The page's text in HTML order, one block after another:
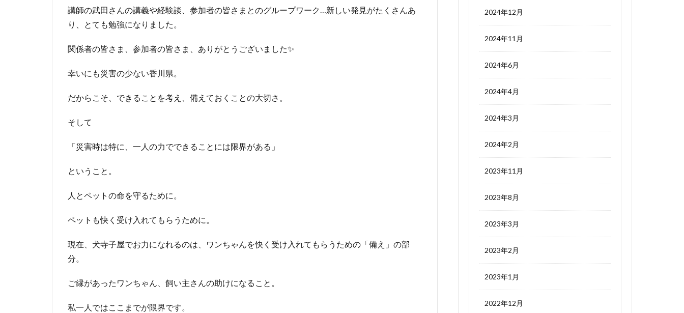
講師の武田さんの講義や経験談、参加者の皆さまとのグループワーク…新しい発見がたくさんあ
り、とても勉強になりました。
関係者の皆さま、参加者の皆さま、ありがとうございました✨
幸いにも災害の少ない香川県。
だからこそ、できることを考え、備えておくことの大切さ。
そして
「災害時は特に、一人の力でできることには限界がある」
ということ。
人とペットの命を守るために。
ペットも快く受け入れてもらうために。
現在、犬寺子屋でお力になれるのは、ワンちゃんを快く受け入れてもらうための「備え」の部
分。
ご縁があったワンちゃん、飼い主さんの助けになること。
私一人ではここまでが限界です。
2024年12月
2024年11月
2024年6月
2024年4月
2024年3月
2024年2月
2023年11月
2023年8月
2023年3月
2023年2月
2023年1月
2022年12月